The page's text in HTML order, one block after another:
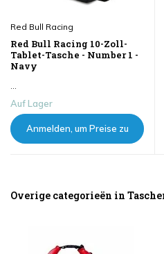
Red Bull Racing
Red Bull Racing 10-Zoll-
Tablet-Tasche - Number 1 -
Navy
...
Auf Lager
Anmelden, um Preise zu
Overige categorieën in